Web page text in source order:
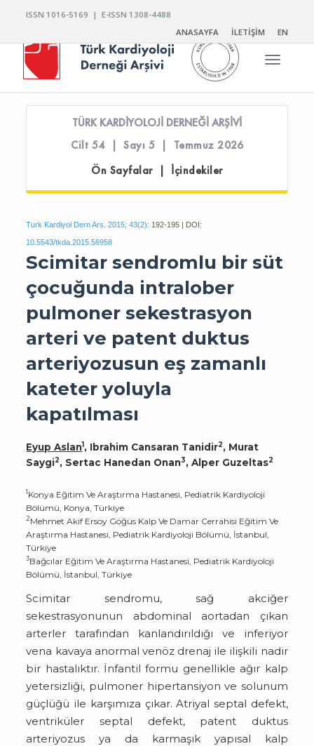
ISSN 1016-5169 | E-ISSN 1308-4488
ANASAYFA
İLETİŞİM EN
Toggle
TÜRK KARDİYOLOJİ DERNEĞİ ARŞİVİ
Cilt 54 | Sayı 5 | Temmuz 2026
Ön Sayfalar | İçindekiler
Turk Kardiyol Dern Ars. 2015; 43(2): 192-195 | DOI:
10.5543/tkda.2015.56958
Scimitar sendromlu bir süt
çocuğunda intralober
pulmoner sekestrasyon
arteri ve patent duktus
arteriyozusun eş zamanlı
kateter yoluyla
kapatılması
Eyup Aslan1, Ibrahim Cansaran Tanidir2, Murat
Saygi2, Sertac Hanedan Onan3, Alper Guzeltas2
1Konya Eğitim Ve Araştırma Hastanesi, Pediatrik Kardiyoloji
Bölümü, Konya, Türkiye
2Mehmet Akif Ersoy Göğüs Kalp Ve Damar Cerrahisi Eğitim Ve
Araştırma Hastanesi, Pediatrik Kardiyoloji Bölümü, İstanbul,
Türkiye
3Bağcılar Eğitim Ve Araştırma Hastanesi, Pediatrik Kardiyoloji
Bölümü, İstanbul, Türkiye
Scimitar sendromu, sağ akciğer
sekestrasyonunun abdominal aortadan çıkan
arterler tarafından kanlandırıldığı ve inferiyor
vena kavaya anormal venöz drenaj ile ilişkili nadir
bir hastalıktır. İnfantil formu genellikle ağır kalp
yetersizliği, pulmoner hipertansiyon ve solunum
güçlüğü ile karşımıza çıkar. Atriyal septal defekt,
ventriküler septal defekt, patent duktus
arteriyozus ya da karmaşık yapısal kalp